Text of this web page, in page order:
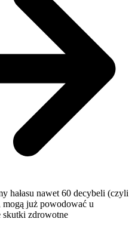
hałasu nawet 60 decybeli (czyli
już powodować u
skutki zdrowotne